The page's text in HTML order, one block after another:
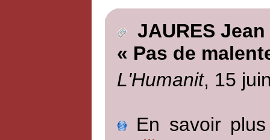
JAURES Jean
« Pas de
L'Humanit, 15
En savoir